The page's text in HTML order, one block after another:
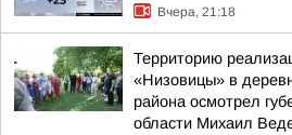
Вчера, 21:18
Территорию
«Низовицы» в
района осмотрел
области Михаил